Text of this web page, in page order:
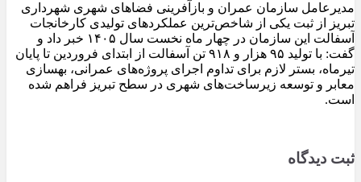
مدیرعامل سازمان عمران و بازآفرینی فضاهای شهری شهرداری
تبریز از ثبت یکی از شاخص‌ترین عملکردهای تولیدی کارخانجات
آسفالت این سازمان در چهار ماه نخست سال ۱۴۰۵ خبر داد و
گفت: با تولید ۹۵ هزار و ۹۱۸ تن آسفالت از ابتدای فروردین تا پایان
تیرماه، بستر لازم برای تداوم اجرای پروژه‌های عمرانی، بهسازی
معابر و توسعه زیرساخت‌های شهری در سطح تبریز فراهم شده
است.
ثبت دیدگاه